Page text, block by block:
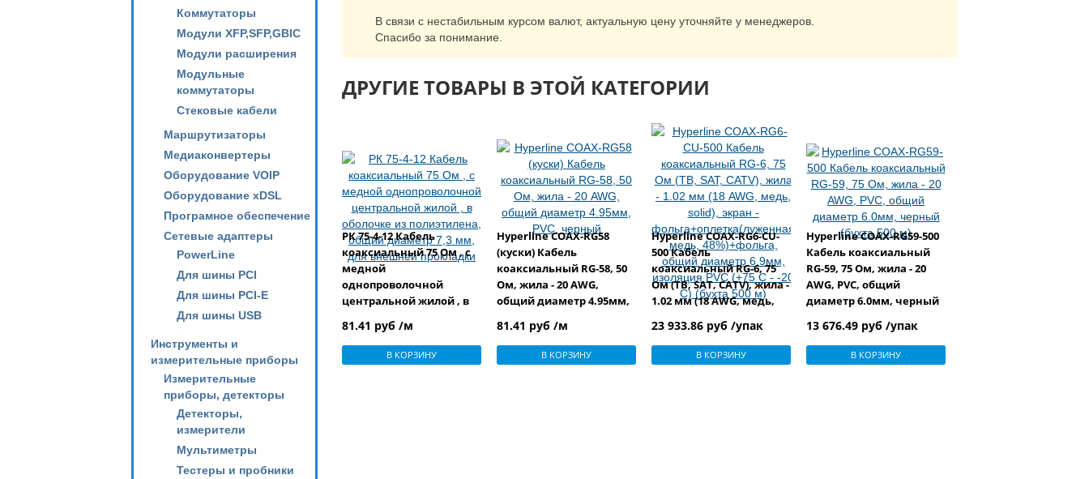
Коммутаторы
Модули XFP,SFP,GBIC
Модули расширения
Модульные
коммутаторы
Стековые кабели
Маршрутизаторы
Медиаконвертеры
Оборудование VOIP
Оборудование xDSL
Програмное обеспечение
Сетевые адаптеры
PowerLine
Для шины PCI
Для шины PCI-E
Для шины USB
Инструменты и
измерительные приборы
Измерительные
приборы, детекторы
Детекторы,
измерители
Мультиметры
Тестеры и пробники
В связи с нестабильным курсом валют, актуальную цену уточняйте у менеджеров.
Спасибо за понимание.
ДРУГИЕ ТОВАРЫ В ЭТОЙ КАТЕГОРИИ
РК 75-4-12 Кабель
коаксиальный 75 Ом , с
медной
однопроволочной
центральной жилой , в
полиэтилена, общий
диаметр 7,3 мм, для
внешней прокладки
81.41 руб /м
В КОРЗИНУ
Hyperline COAX-RG58
(куски) Кабель
коаксиальный RG-58, 50
Ом, жила - 20 AWG,
общий диаметр 4.95мм,
81.41 руб /м
В КОРЗИНУ
Hyperline COAX-RG6-CU-
500 Кабель
коаксиальный RG-6, 75
Ом (ТВ, SAT, CATV), жила -
1.02 мм (18 AWG, медь,
фольга+оплетка(луженная
медь, 48%)+фольга,
общий диаметр 6.9мм,
23 933.86 руб /упак
В КОРЗИНУ
Hyperline COAX-RG59-500
Кабель коаксиальный
RG-59, 75 Ом, жила - 20
AWG, PVC, общий
диаметр 6.0мм, черный
13 676.49 руб /упак
В КОРЗИНУ